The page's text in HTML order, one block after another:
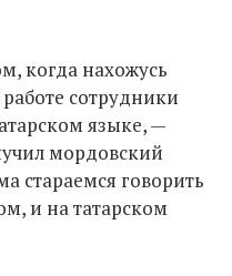
когда нахожусь
работе сотрудники
языке, —
мордовский
стараемся говорить
и на татарском